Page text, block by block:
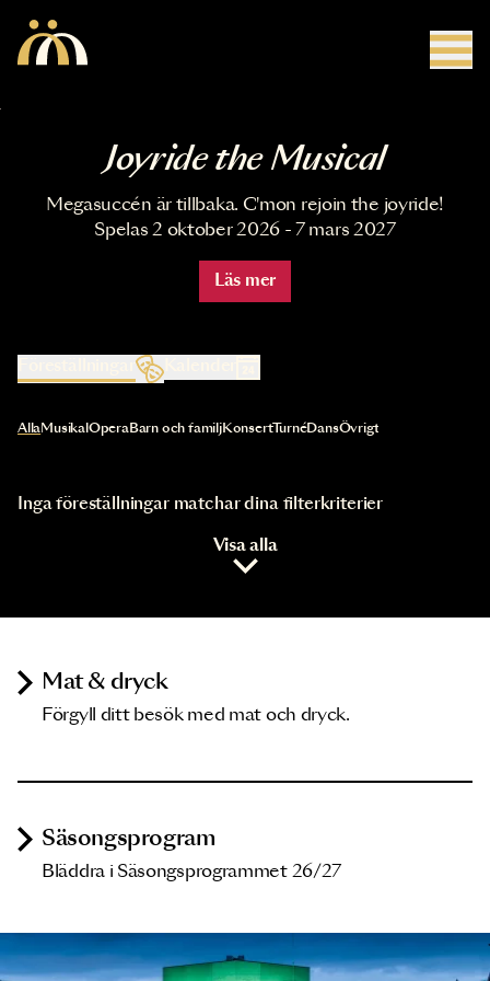
Joyride the Musical
Megasuccén är tillbaka. C'mon rejoin the joyride!
Spelas 2 oktober 2026 - 7 mars 2027
Läs mer
Kalender
Val av kategori uppdaterar innehållet automatiskt
AllaMusikal OperaBarn och familjKonsertTurnéDansÖvrigt
Inga föreställningar matchar dina filterkriterier
Visa alla
Mat & dryck
Förgyll ditt besök med mat och dryck.
Säsongsprogram
Bläddra i Säsongsprogrammet 26/27